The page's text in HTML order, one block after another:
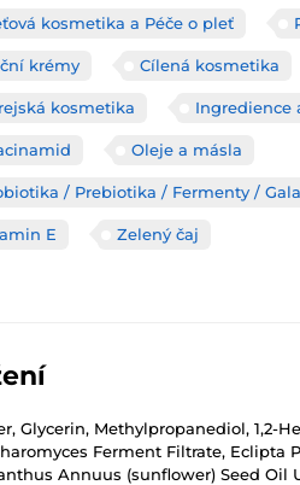
kosmetika a Péče o pleť
krémy Cílená kosmetika
kosmetika Ingredience
Oleje a másla
/ Prebiotika / Fermenty /
E Zelený čaj
Glycerin, Methylpropanediol, 1,2-
Ferment Filtrate, Eclipta
Annuus (sunflower) Seed Oil